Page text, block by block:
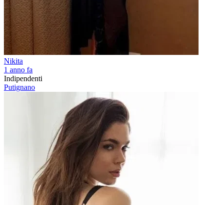
Nikita
1 anno fa
Indipendenti
Putignano